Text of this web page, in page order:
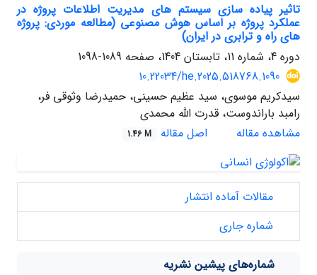
تاثیر پیاده سازی سیستم های مدیریت اطلاعات پروژه در
عملکرد پروژه بر اساس هوش مصنوعی (مطالعه موردی: پروژه
های راه و ترابری در ایران)
دوره 4، شماره 11، تابستان 1404، صفحه
1089-1098
10.22034/he.2025.518768.1090
سیدکریم موسوی، سید عظیم حسینی، حمیدرضا وثوقی فر،
رامبد باراندوست، قدرت الله محمدی
مشاهده مقاله
اصل مقاله 1.46 M
مقالات آماده انتشار
شماره جاری
شماره‌های پیشین نشریه